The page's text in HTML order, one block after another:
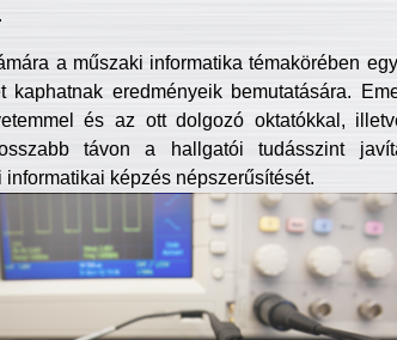
a műszaki informatika témakörében
kaphatnak eredményeik bemutatására.
és az ott dolgozó oktatókkal,
távon a hallgatói tudásszint
képzés népszerűsítését.